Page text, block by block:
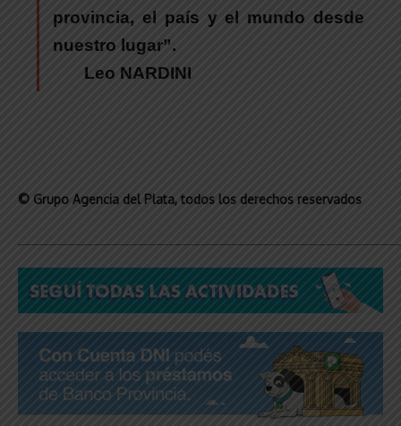
provincia, el país y el mundo desde
nuestro lugar”.
Leo NARDINI
© Grupo Agencia del Plata, todos los derechos reservados